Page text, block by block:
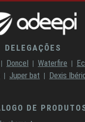
DELEGAÇÕES
Doncel Waterfire
Juper bat Dexis
DE